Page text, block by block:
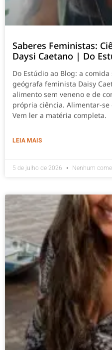
Saberes Feministas:
Daysi Caetano | Do
Do Estúdio ao Blog: a
geógrafa feminista Daisy
alimento sem veneno e de
própria ciência. Alimentar-
Vem ler a matéria completa.
LEIA MAIS
5 de julho de 2026 Nenhum